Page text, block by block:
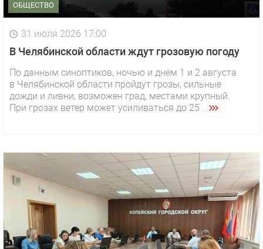
ОБЩЕСТВО
31 июля 2026 17:00
В Челябинской области ждут грозовую погоду
По данным синоптиков, ночью и днём 1 и 2 августа
в Челябинской области пройдут грозы, сильные
дожди и ливни, возможен град, местами крупный.
При грозах ветер может усиливаться до 25 ...